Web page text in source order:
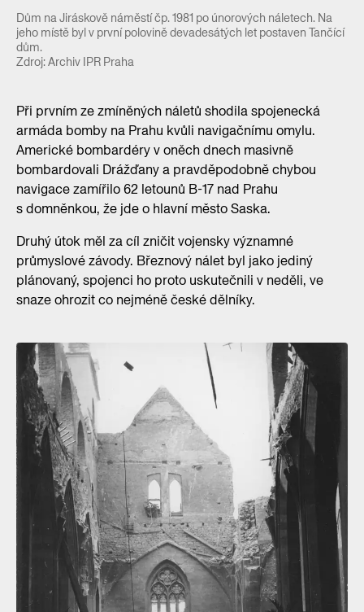
Dům na Jiráskově náměstí čp. 1981 po únorových náletech. Na
jeho místě byl v první polovině devadesátých let postaven Tančící
dům.
Zdroj: Archiv IPR Praha
Při prvním ze zmíněných náletů shodila spojenecká
armáda bomby na Prahu kvůli navigačnímu omylu.
Americké bombardéry v oněch dnech masivně
bombardovali Drážďany a pravděpodobně chybou
navigace zamířilo 62 letounů B-17 nad Prahu
s domněnkou, že jde o hlavní město Saska.
Druhý útok měl za cíl zničit vojensky významné
průmyslové závody. Březnový nálet byl jako jediný
plánovaný, spojenci ho proto uskutečnili v neděli, ve
snaze ohrozit co nejméně české dělníky.